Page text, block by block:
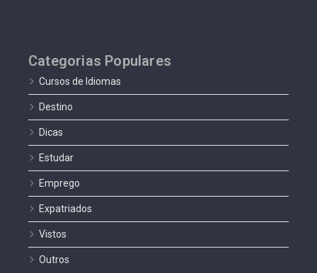
Categorias Populares
Cursos de Idiomas
Destino
Dicas
Estudar
Emprego
Expatriados
Vistos
Outros